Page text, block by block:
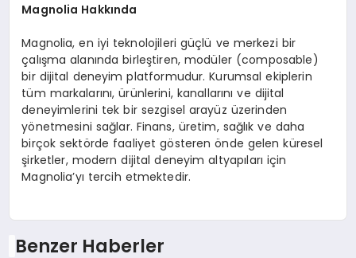
Magnolia Hakkında
Magnolia, en iyi teknolojileri güçlü ve merkezi bir
çalışma alanında birleştiren, modüler (composable)
bir dijital deneyim platformudur. Kurumsal ekiplerin
tüm markalarını, ürünlerini, kanallarını ve dijital
deneyimlerini tek bir sezgisel arayüz üzerinden
yönetmesini sağlar. Finans, üretim, sağlık ve daha
birçok sektörde faaliyet gösteren önde gelen küresel
şirketler, modern dijital deneyim altyapıları için
Magnolia’yı tercih etmektedir.
Benzer Haberler